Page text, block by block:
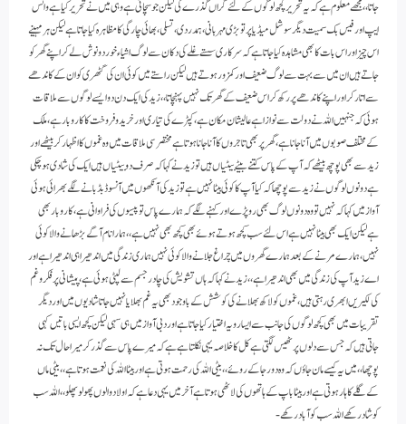
جاتا ،، مجھے معلوم ہے کہ یہ تحریر کچھ لوگوں کے لئے گراں گذرے گی لیکن جو سچائی ہے وہی میں نے تحریر کیا ہے واٹس
ایپ اور فیس بک سمیت دیگر سوشل میڈیا پر تو بڑی مہربانی، ہمدردی، تسلی، بھائی چارگی کا مظاہرہ کیا جاتا ہے لیکن ہر مہینے
اس چیز اور اس بات کا بھی مشاہدہ کیا جاتا ہے کہ سرکاری سستے غلے کی دکان سے لوگ اشیاء خوردونوش لےکر اپنے گھر کو
جاتے ہیں ان میں سے بہت سے لوگ ضعیف اور کمزور ہوتے ہیں لیکن راستے میں کوئی ان کی گٹھری کو ان کے کاندھے
سے اتار کر اور اپنے کاندھے پر رکھ کر اس ضعیف کے گھر تک نہیں پہنچاتا،، زید کی ایک دن دو ایسے لوگوں سے ملاقات
ہوئی کہ جنہیں اللہ نے دولت سے نوازا ہے عالیشان مکان ہے، کپڑے کی تیاری اور خرید وفروخت کا کاروبار ہے، ملک
کے مختلف صوبوں میں آنا جانا ہے، گھر پر بھی تاجروں کا آنا جانا ہوتا ہے مختصر سی ملاقات میں وہ غموں کا اظہار کر بیٹھے اور
زید سے بھی پوچھ بیٹھے کہ آپ کے پاس کتنے بیٹے بیٹیاں ہیں تو زید نے کہا کہ صرف دو بیٹیاں ہیں ایک کی شادی ہوچکی
ہے دونوں لوگوں نے زید سے پوچھا کہ کیا آپ کا کوئی بیٹا نہیں ہے تو زید کی آنکھوں میں آنسو ڈبڈبانے لگے بھرائی ہوئی
آواز میں کہا کہ نہیں تو وہ دونوں لوگ بھی روپڑے اور کہنے لگے کہ ہمارے پاس تو پیسوں کی فراوانی ہے ، کاروبار بھی
ہے لیکن ایک بھی بیٹا نہیں ہے اس لئے سب کچھ ہوتے ہوئے بھی کچھ بھی نہیں ہے،، ہمارا نام آگے بڑھانے والا کوئی
نہیں، ہمارے مرنے کے بعد ہمارے گھروں میں چراغ جلانے والا کوئی نہیں ہماری زندگی میں اندھیرا ہی اندھیرا ہے اور
اے زید آپ کی زندگی میں بھی اندھیرا ہے،، زید نے کہا کہ ہاں تشویش کی چادر جسم سے لپٹی ہوئی ہے، پیشانی پر فکر و غم
کی لکیریں ابھری رہتی ہیں، غموں کو لاکھ بھلانے کی کوشش کے باوجود بھی یہ غم بھلایا نہیں جاتا شادیوں میں اور دیگر
تقریبات میں بھی کچھ لوگوں کی جانب سے ایسا رویہ اختیار کیا جاتاہے اور دبی آواز میں ہی سہی لیکن کچھ ایسی باتیں کہی
جاتی ہیں کہ جس سے دلوں پر ٹھیس لگتی ہے کل کا خلاصہ یہی نکلتاہے ہے کہ میرے پاس سے گذر کر میرا حال تک نہ
پوچھا،، میں یہ کیسے مان جاؤں کہ وہ دور جاکے روئے،، بیٹی اللہ کی رحمت ہوتی ہے اور بیٹا اللہ کی نعمت ہوتاہے،، بیٹی ماں
کے گلے کا ہار ہوتی ہے اور بیٹا باپ کے ہاتھوں کی لاٹھی ہوتاہے آخر میں یہی دعا ہے کہ اولاد والوں پھولو پھلو،، اللہ سب
کو شاد رکھے اللہ سب کو آباد رکھے-